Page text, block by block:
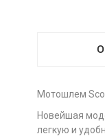
Мотошлем
Новейшая
легкую и